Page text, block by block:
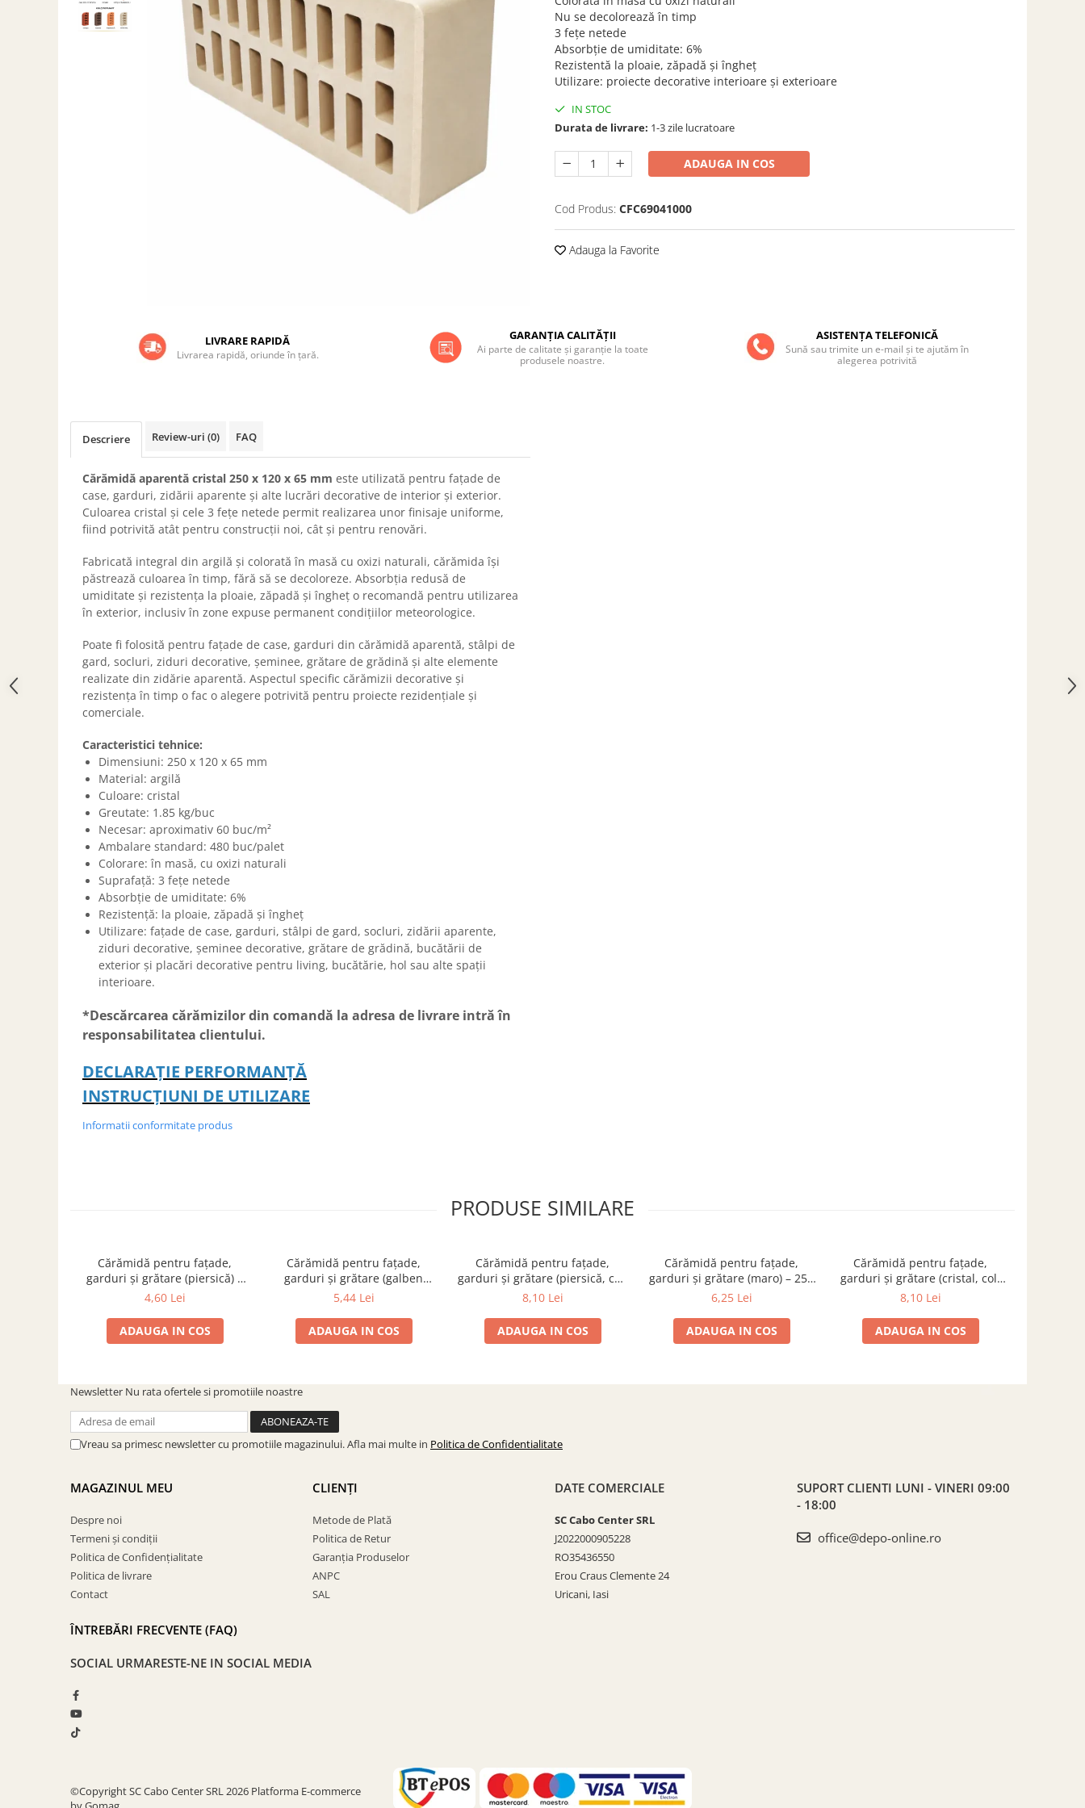
Grătare electrice
Grătare pe cărbuni
polietilenă cu inele
Coșuri de fum din beton
Coșuri de fum din inox
Coșuri de fum din otel
Baterii și accesorii
PLASE DE UMBRIRE/ ANTIGRINDINĂ
Irigații pentru grădină
Unelte electrice
Unelte pentru grădinărit
STICLĂ TERMOREZISTENTĂ
TIMP LIBER IN NATURA
TRUSE SI ACCESORII PROFESIONALE
DE CURATARE HORN
UZ GOSPODĂRESC
ȘEMINEE ȘI ÎNCĂLZITOARE DE
Nu se decolorează în timp
3 fețe netede
Absorbție de umiditate: 6%
Rezistentă la ploaie, zăpadă și îngheț
Utilizare: proiecte decorative interioare și exterioare
IN STOC
Durata de livrare: 1-3 zile lucratoare
ADAUGA IN COS
Cod Produs: CFC69041000
Adauga la Favorite
LIVRARE RAPIDĂ
Livrarea rapidă, oriunde în țară.
GARANȚIA CALITĂȚII
Ai parte de calitate și garanție la toate
produsele noastre.
ASISTENȚA TELEFONICĂ
Sună sau trimite un e-mail și te ajutăm în
alegerea potrivită
Descriere Review-uri (0) FAQ
Cărămidă aparentă cristal 250 x 120 x 65 mm este utilizată pentru fațade de
case, garduri, zidării aparente și alte lucrări decorative de interior și exterior.
Culoarea cristal și cele 3 fețe netede permit realizarea unor finisaje uniforme,
fiind potrivită atât pentru construcții noi, cât și pentru renovări.
Fabricată integral din argilă și colorată în masă cu oxizi naturali, cărămida își
păstrează culoarea în timp, fără să se decoloreze. Absorbția redusă de
umiditate și rezistența la ploaie, zăpadă și îngheț o recomandă pentru utilizarea
în exterior, inclusiv în zone expuse permanent condițiilor meteorologice.
Poate fi folosită pentru fațade de case, garduri din cărămidă aparentă, stâlpi de
gard, socluri, ziduri decorative, șeminee, grătare de grădină și alte elemente
realizate din zidărie aparentă. Aspectul specific cărămizii decorative și
rezistența în timp o fac o alegere potrivită pentru proiecte rezidențiale și
comerciale.
Caracteristici tehnice:
Dimensiuni: 250 x 120 x 65 mm
Material: argilă
Culoare: cristal
Greutate: 1.85 kg/buc
Necesar: aproximativ 60 buc/m²
Ambalare standard: 480 buc/palet
Colorare: în masă, cu oxizi naturali
Suprafață: 3 fețe netede
Absorbție de umiditate: 6%
Rezistență: la ploaie, zăpadă și îngheț
Utilizare: fațade de case, garduri, stâlpi de gard, socluri, zidării aparente,
ziduri decorative, șeminee decorative, grătare de grădină, bucătării de
exterior și placări decorative pentru living, bucătărie, hol sau alte spații
interioare.
*Descărcarea cărămizilor din comandă la adresa de livrare intră în
responsabilitatea clientului.
DECLARAȚIE PERFORMANȚĂ
INSTRUCȚIUNI DE UTILIZARE
Informatii conformitate produs
PRODUSE SIMILARE
Cărămidă pentru fațade,
garduri și grătare (piersică) –
250 × 120 × 65 mm
4,60 Lei
ADAUGA IN COS
Cărămidă pentru fațade,
garduri și grătare (galben
corsica) – 250 × 120 × 65 mm
5,44 Lei
ADAUGA IN COS
Cărămidă pentru fațade,
garduri și grătare (piersică, colț
rotunjit) – 250 × 120 × 65 mm
8,10 Lei
ADAUGA IN COS
Cărămidă pentru fațade,
garduri și grătare (maro) – 250
× 120 × 65 mm
6,25 Lei
ADAUGA IN COS
Cărămidă pentru fațade,
garduri și grătare (cristal, colț
rotunjit) – 250 × 120 × 65 mm
8,10 Lei
ADAUGA IN COS
Newsletter Nu rata ofertele si promotiile noastre
Vreau sa primesc newsletter cu promotiile magazinului. Afla mai multe in Politica de Confidentialitate
MAGAZINUL MEU
Despre noi
Termeni și condiții
Politica de Confidențialitate
Politica de livrare
Contact
ÎNTREBĂRI FRECVENTE (FAQ)
CLIENȚI
Metode de Plată
Politica de Retur
Garanția Produselor
ANPC
SAL
DATE COMERCIALE
SC Cabo Center SRL
J2022000905228
RO35436550
Erou Craus Clemente 24
Uricani, Iasi
SUPORT CLIENTI LUNI - VINERI 09:00
- 18:00
office@depo-online.ro
SOCIAL URMARESTE-NE IN SOCIAL MEDIA
©Copyright SC Cabo Center SRL 2026 Platforma E-commerce